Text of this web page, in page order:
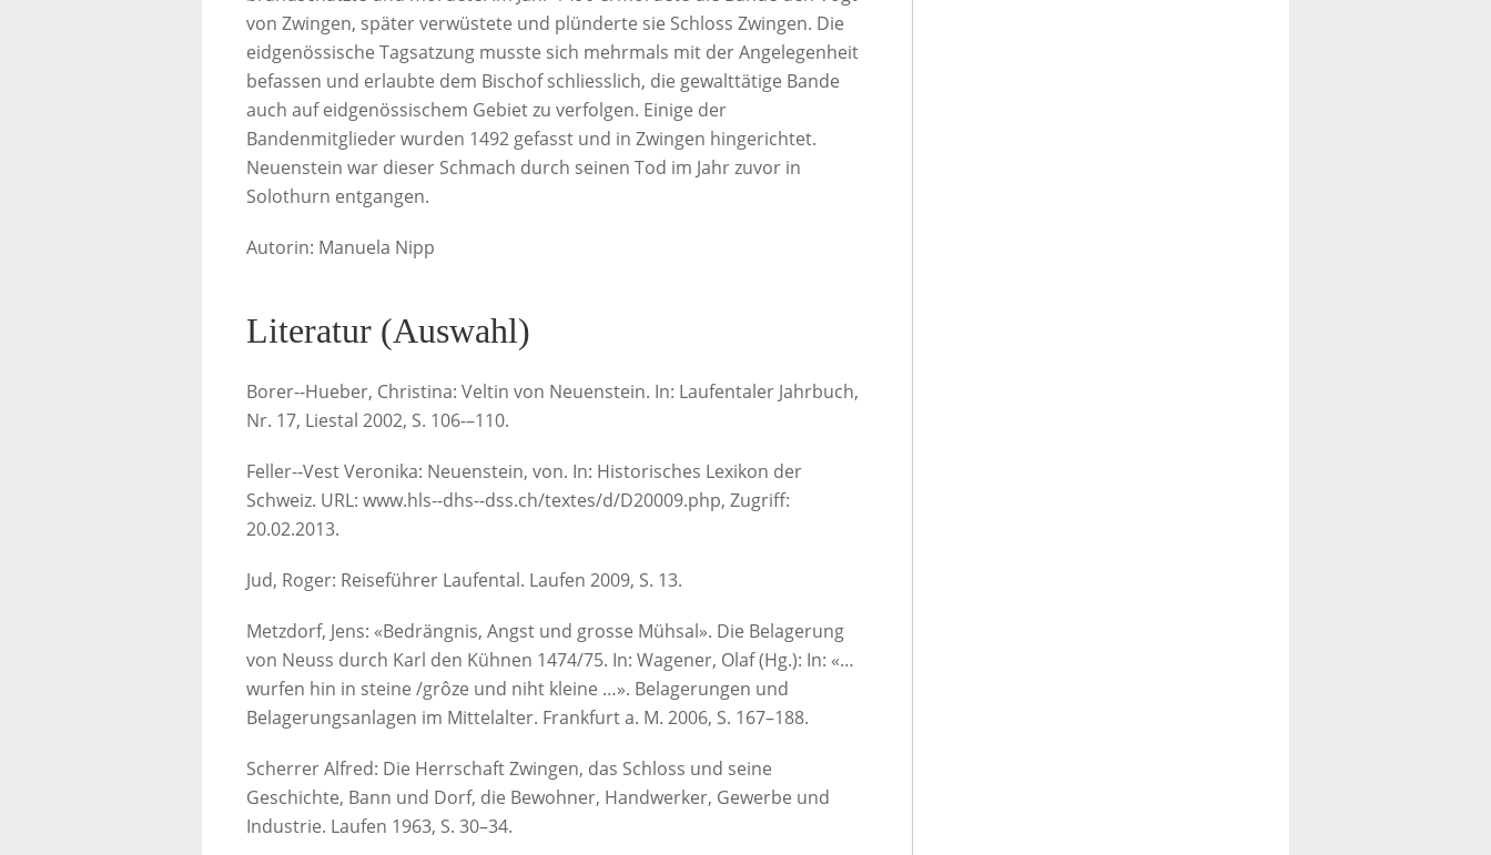
von Zwingen, später verwüstete und plünderte sie Schloss Zwingen. Die
eidgenössische Tagsatzung musste sich mehrmals mit der Angelegenheit
befassen und erlaubte dem Bischof schliesslich, die gewalttätige Bande
auch auf eidgenössischem Gebiet zu verfolgen. Einige der
Bandenmitglieder wurden 1492 gefasst und in Zwingen hingerichtet.
Neuenstein war dieser Schmach durch seinen Tod im Jahr zuvor in
Solothurn entgangen.
Autorin: Manuela Nipp
Literatur (Auswahl)
Borer-­-Hueber, Christina: Veltin von Neuenstein. In: Laufentaler Jahrbuch,
Nr. 17, Liestal 2002, S. 106-­–110.
Feller-­‐Vest Veronika: Neuenstein, von. In: Historisches Lexikon der
Schweiz. URL: www.hls-­‐dhs-­‐dss.ch/textes/d/D20009.php, Zugriff:
20.02.2013.
Jud, Roger: Reiseführer Laufental. Laufen 2009, S. 13.
Metzdorf, Jens: «Bedrängnis, Angst und grosse Mühsal». Die Belagerung
von Neuss durch Karl den Kühnen 1474/75. In: Wagener, Olaf (Hg.): In: «…
wurfen hin in steine /grôze und niht kleine …». Belagerungen und
Belagerungsanlagen im Mittelalter. Frankfurt a. M. 2006, S. 167–188.
Scherrer Alfred: Die Herrschaft Zwingen, das Schloss und seine
Geschichte, Bann und Dorf, die Bewohner, Handwerker, Gewerbe und
Industrie. Laufen 1963, S. 30–34.